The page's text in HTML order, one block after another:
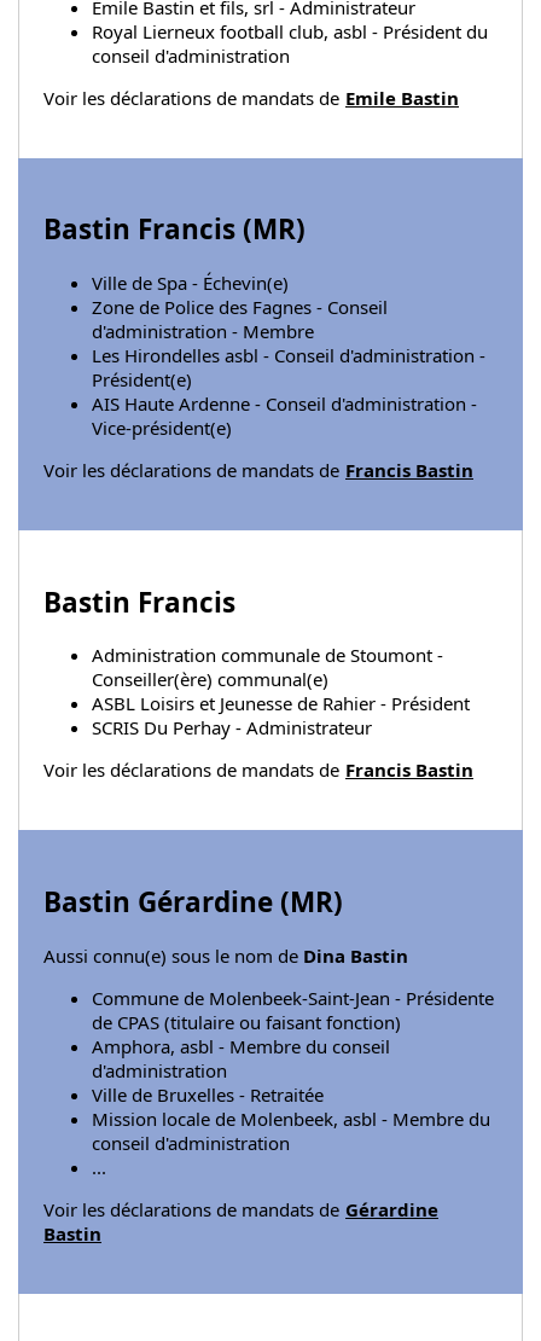
Émile Bastin et fils, srl - Administrateur
Royal Lierneux football club, asbl - Président du
conseil d'administration
Voir les déclarations de mandats de Emile Bastin
Bastin Francis (MR)
Ville de Spa - Échevin(e)
Zone de Police des Fagnes - Conseil
d'administration - Membre
Les Hirondelles asbl - Conseil d'administration -
Président(e)
AIS Haute Ardenne - Conseil d'administration -
Vice-président(e)
Voir les déclarations de mandats de Francis Bastin
Bastin Francis
Administration communale de Stoumont -
Conseiller(ère) communal(e)
ASBL Loisirs et Jeunesse de Rahier - Président
SCRIS Du Perhay - Administrateur
Voir les déclarations de mandats de Francis Bastin
Bastin Gérardine (MR)
Aussi connu(e) sous le nom de Dina Bastin
Commune de Molenbeek-Saint-Jean - Présidente
de CPAS (titulaire ou faisant fonction)
Amphora, asbl - Membre du conseil
d'administration
Ville de Bruxelles - Retraitée
Mission locale de Molenbeek, asbl - Membre du
conseil d'administration
...
Voir les déclarations de mandats de Gérardine
Bastin